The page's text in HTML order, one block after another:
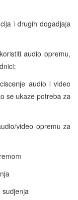
i drugih dogadjaja
audio opremu,
audio i video
se ukaze potreba za
video opremu za
sudjenja